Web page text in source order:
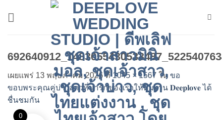
เผยแพร่ 13 พฤษภาคม 2026ที่1045 × 1567 ใน ขอ
ขอบพระคุณคู่บ่าวสาวที่น่ารักของเราให้ทีมงาน 𝐃𝐞𝐞𝐩𝐥𝐨𝐯𝐞 ได้
ชื่นชมกัน
0